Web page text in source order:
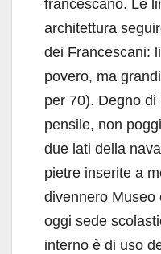
francescano. Le
architettura
dei Francescani:
povero, ma
per 70). Degno
pensile, non
due lati della
pietre inserite a
divennero Museo
oggi sede
interno è di uso